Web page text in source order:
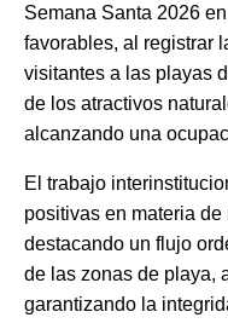
Semana Santa 2026
favorables, al registrar
visitantes a las playas
de los atractivos
alcanzando una
El trabajo
positivas en materia
destacando un flujo
de las zonas de playa,
garantizando la